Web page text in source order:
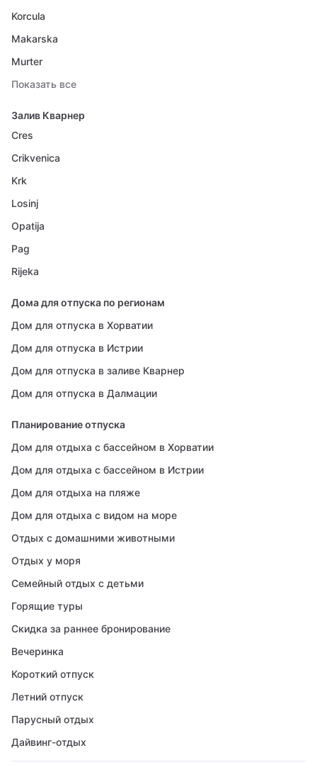
Korcula
Makarska
Murter
Показать все
Залив Кварнер
Cres
Crikvenica
Krk
Losinj
Opatija
Pag
Rijeka
Дома для отпуска по регионам
Дом для отпуска в Хорватии
Дом для отпуска в Истрии
Дом для отпуска в заливе Кварнер
Дом для отпуска в Далмации
Планирование отпуска
Дом для отдыха с бассейном в Хорватии
Дом для отдыха с бассейном в Истрии
Дом для отдыха на пляже
Дом для отдыха с видом на море
Отдых с домашними животными
Отдых у моря
Семейный отдых с детьми
Горящие туры
Скидка за раннее бронирование
Вечеринка
Короткий отпуск
Летний отпуск
Парусный отдых
Дайвинг-отдых